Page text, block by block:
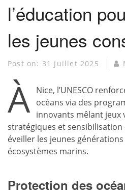
l’éducation
les jeunes
Post on: 31 juillet 2025
À Nice, l’UNESCO
océans via des
innovants mêlant jeux
stratégiques et
éveiller les jeunes
écosystèmes marins.
Protection des